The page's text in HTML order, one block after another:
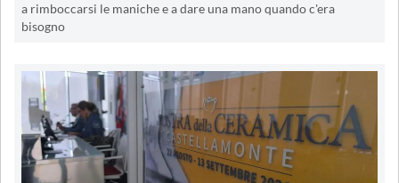
a rimboccarsi le maniche e a dare una mano quando c'era
bisogno